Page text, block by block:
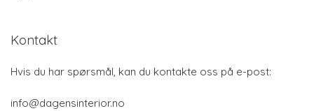
Kontakt
Hvis du har spørsmål, kan du kontakte oss på e-post:
info@dagensinterior.no